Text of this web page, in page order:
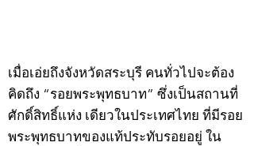
เมื่อเอ่ยถึงจังหวัดสระบุรี คนทั่วไปจะต้อง
คิดถึง “รอยพระพุทธบาท” ซึ่งเป็นสถานที่
ศักดิ์สิทธิ์แห่ง เดียวในประเทศไทย ที่มีรอย
พระพุทธบาทของแท้ประทับรอยอยู่ ใน